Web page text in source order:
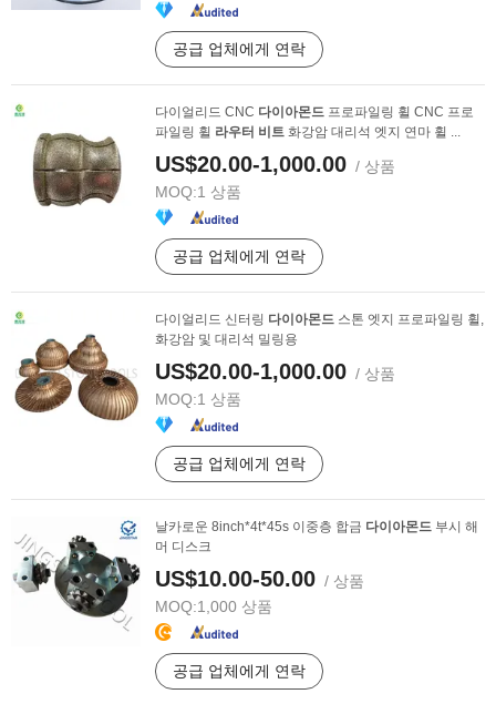
공급 업체에게 연락
다이얼리드 CNC 다이아몬드 프로파일링 휠 CNC 프로
파일링 휠 라우터 비트 화강암 대리석 엣지 연마 휠 ...
US$20.00-1,000.00 / 상품
MOQ:1 상품
공급 업체에게 연락
다이얼리드 신터링 다이아몬드 스톤 엣지 프로파일링 휠,
화강암 및 대리석 밀링용
US$20.00-1,000.00 / 상품
MOQ:1 상품
공급 업체에게 연락
날카로운 8inch*4t*45s 이중층 합금 다이아몬드 부시 해
머 디스크
US$10.00-50.00 / 상품
MOQ:1,000 상품
공급 업체에게 연락